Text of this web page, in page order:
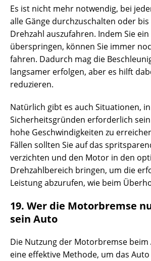
Es ist nicht mehr notwendig, bei
alle Gänge durchzuschalten oder
Drehzahl auszufahren. Indem Sie
überspringen, können Sie immer
fahren. Dadurch mag die
langsamer erfolgen, aber es hilft
reduzieren.
Natürlich gibt es auch Situationen,
Sicherheitsgründen erforderlich
hohe Geschwindigkeiten zu
Fällen sollten Sie auf das
verzichten und den Motor in den
Drehzahlbereich bringen, um die
Leistung abzurufen, wie beim
19. Wer die Motorbremse
sein Auto
Die Nutzung der Motorbremse
eine effektive Methode, um das